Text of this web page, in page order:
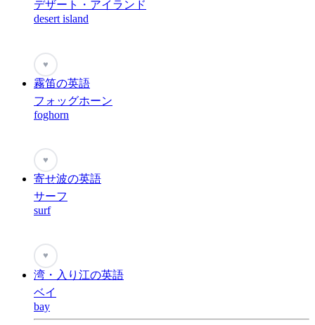
デザート・アイランド
desert island
♥
霧笛の英語
フォッグホーン
foghorn
♥
寄せ波の英語
サーフ
surf
♥
湾・入り江の英語
ベイ
bay